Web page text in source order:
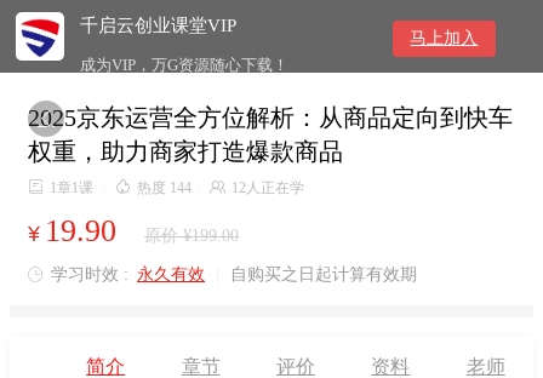
千启云创业课堂VIP
成为VIP，万G资源随心下载！
马上加入

2025京东运营全方位解析：从商品定向到快车
权重，助力商家打造爆款商品
 1章1课  热度 144  12人正在学
¥ 19.90 原价 ¥199.00
 学习时效 : 永久有效 自购买之日起计算有效期
简介 章节 评价 资料 老师